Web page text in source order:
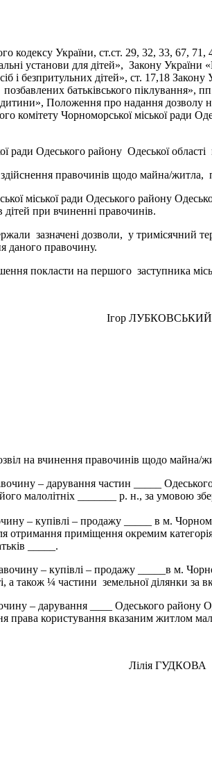
кодексу України, ст.ст. 29, 32, 33, 67,
установи для дітей», Закону
і безпритульних дітей», ст. 17,18
позбавлених батьківського
дитини», Положення про надання
комітету Чорноморської міської ради
ради Одеського району Одеської
правочинів щодо майна/житла,
міської ради Одеського району
при вчиненні правочинів.
зазначені дозволи, у тримісячний
даного правочину.
покласти на першого заступника
міського голови
на вчинення правочинів щодо
– дарування частин _____ Одеського
його малолітніх _______ р. н., за
– купівлі – продажу _____ в м.
отримання приміщення окремим
_____.
– купівлі – продажу _____в м.
а також ¼ частини земельної ділянки за
– дарування ____ Одеського району
права користування вказаним житлом
дітей Лілія ГУДКОВА